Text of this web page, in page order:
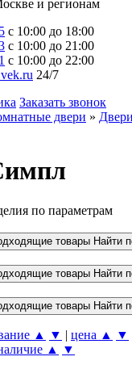
и регионам
с 10:00 до 18:00
с 10:00 до 21:00
с 10:00 до 22:00
24/7
Заказать звонок
двери »
по параметрам
Найти
Найти
Найти
▲ ▼ | цена ▲ ▼
▲
▼